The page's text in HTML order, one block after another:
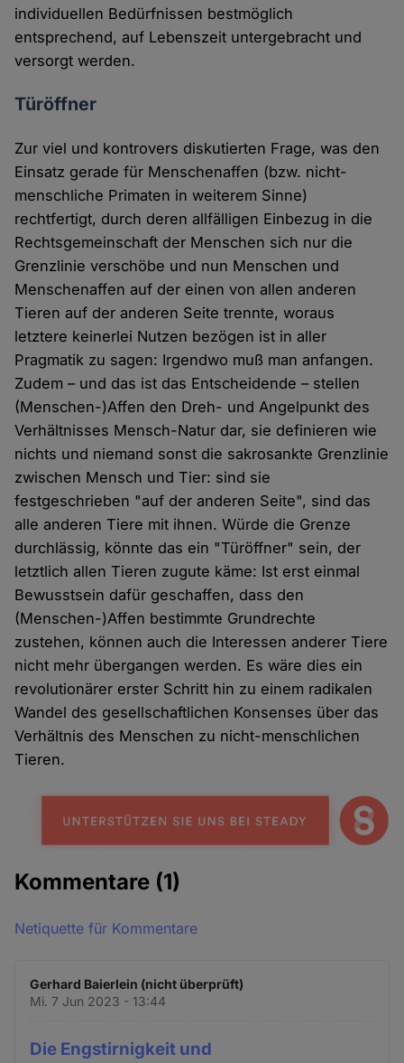
individuellen Bedürfnissen bestmöglich
entsprechend, auf Lebenszeit untergebracht und
versorgt werden.
Türöffner
Zur viel und kontrovers diskutierten Frage, was den
Einsatz gerade für Menschenaffen (bzw. nicht-
menschliche Primaten in weiterem Sinne)
rechtfertigt, durch deren allfälligen Einbezug in die
Rechtsgemeinschaft der Menschen sich nur die
Grenzlinie verschöbe und nun Menschen und
Menschenaffen auf der einen von allen anderen
Tieren auf der anderen Seite trennte, woraus
letztere keinerlei Nutzen bezögen ist in aller
Pragmatik zu sagen: Irgendwo muß man anfangen.
Zudem – und das ist das Entscheidende – stellen
(Menschen-)Affen den Dreh- und Angelpunkt des
Verhältnisses Mensch-Natur dar, sie definieren wie
nichts und niemand sonst die sakrosankte Grenzlinie
zwischen Mensch und Tier: sind sie
festgeschrieben "auf der anderen Seite", sind das
alle anderen Tiere mit ihnen. Würde die Grenze
durchlässig, könnte das ein "Türöffner" sein, der
letztlich allen Tieren zugute käme: Ist erst einmal
Bewusstsein dafür geschaffen, dass den
(Menschen-)Affen bestimmte Grundrechte
zustehen, können auch die Interessen anderer Tiere
nicht mehr übergangen werden. Es wäre dies ein
revolutionärer erster Schritt hin zu einem radikalen
Wandel des gesellschaftlichen Konsenses über das
Verhältnis des Menschen zu nicht-menschlichen
Tieren.
Kommentare (1)
Netiquette für Kommentare
Gerhard Baierlein (nicht überprüft)
Mi. 7 Jun 2023 - 13:44
Die Engstirnigkeit und